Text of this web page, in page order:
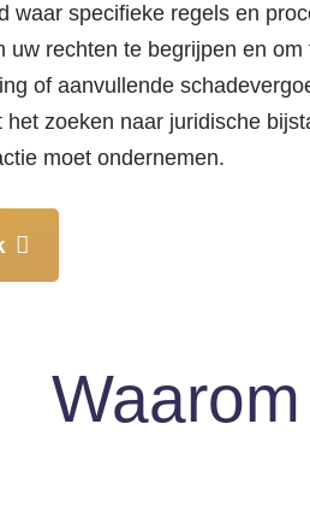
waar specifieke regels en
uw rechten te begrijpen en om
of aanvullende
zoeken naar juridische
moet ondernemen.